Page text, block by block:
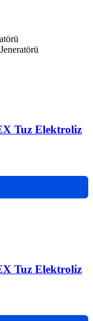
Tuz Elektroliz
Tuz Elektroliz